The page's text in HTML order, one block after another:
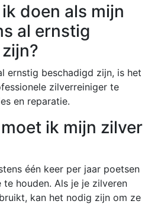
doen als mijn
al ernstig
ernstig beschadigd zijn, is het
zilverreiniger te
en reparatie.
ik mijn zilver
één keer per jaar poetsen
houden. Als je je zilveren
kan het nodig zijn om ze